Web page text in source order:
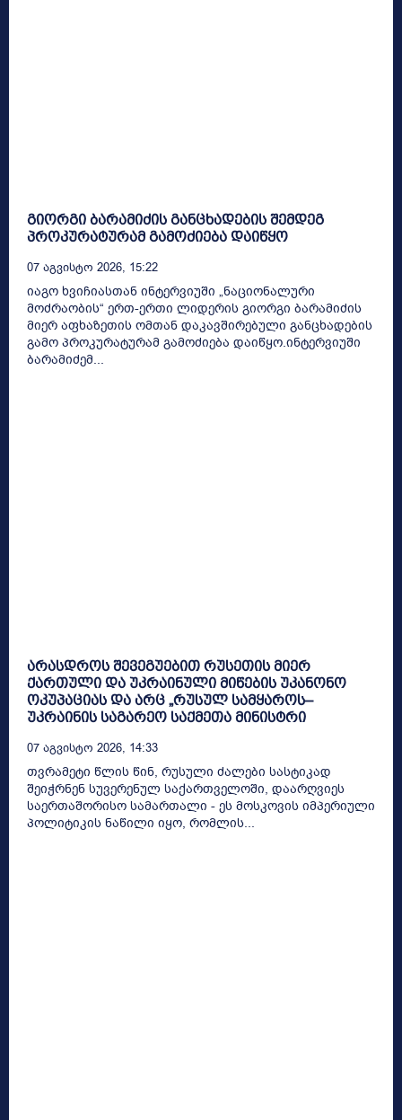
გიორგი ბარამიძის განცხადების შემდეგ
პროკურატურამ გამოძიება დაიწყო
07 Აგვისტო 2026, 15:22
იაგო ხვიჩიასთან ინტერვიუში „ნაციონალური
მოძრაობის“ ერთ-ერთი ლიდერის გიორგი ბარამიძის
მიერ აფხაზეთის ომთან დაკავშირებული განცხადების
გამო პროკურატურამ გამოძიება დაიწყო.ინტერვიუში
ბარამიძემ...
არასდროს შევეგუებით რუსეთის მიერ
ქართული და უკრაინული მიწების უკანონო
ოკუპაციას და არც „რუსულ სამყაროს–
უკრაინის საგარეო საქმეთა მინისტრი
07 Აგვისტო 2026, 14:33
თვრამეტი წლის წინ, რუსული ძალები სასტიკად
შეიჭრნენ სუვერენულ საქართველოში, დაარღვიეს
საერთაშორისო სამართალი - ეს მოსკოვის იმპერიული
პოლიტიკის ნაწილი იყო, რომლის...